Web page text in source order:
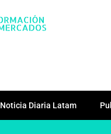
Noticia Diaria Latam